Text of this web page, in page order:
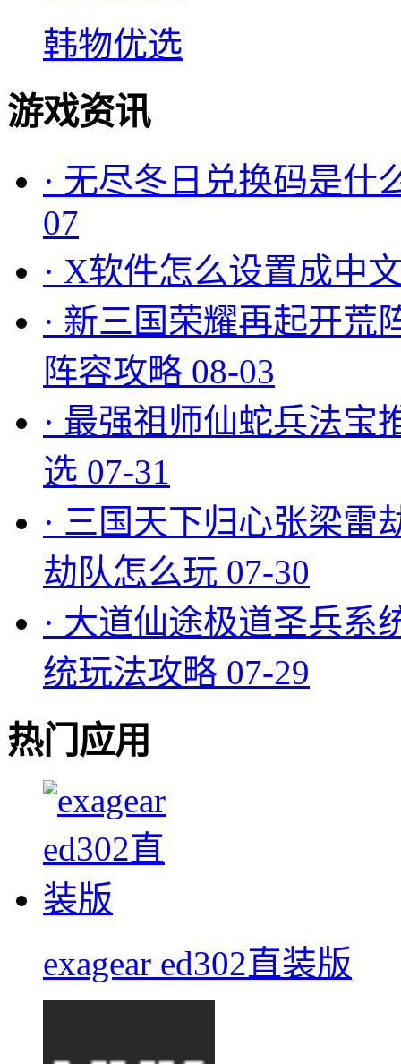
韩物优选
游戏资讯
· 无尽冬日兑换码是什
07
· X软件怎么设置成中
· 新三国荣耀再起开荒
阵容攻略 08-03
· 最强祖师仙蛇兵法宝
选 07-31
· 三国天下归心张梁雷
劫队怎么玩 07-30
· 大道仙途极道圣兵系
统玩法攻略 07-29
热门应用
exagear ed302直装版